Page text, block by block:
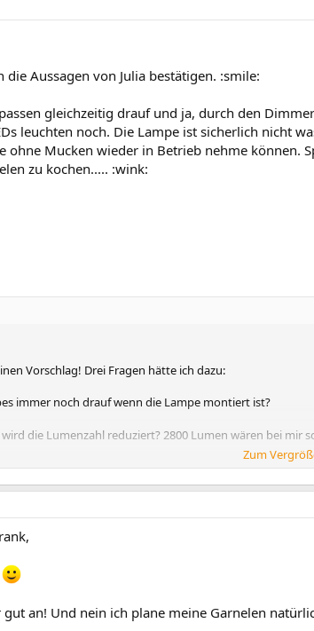
Aussagen von Julia bestätigen. :smile:
gleichzeitig drauf und ja, durch den
leuchten noch. Die Lampe ist sicherlich nicht
ohne Mucken wieder in Betrieb nehme
zu kochen..... :wink:
Vorschlag! Drei Fragen hätte ich dazu:
immer noch drauf wenn die Lampe montiert ist?
die Lumenzahl reduziert? 2800 Lumen wären bei mir
in Betrieb hast, treten bei dir schon Mängel auf? Sind
Zum
an! Und nein ich plane meine Garnelen